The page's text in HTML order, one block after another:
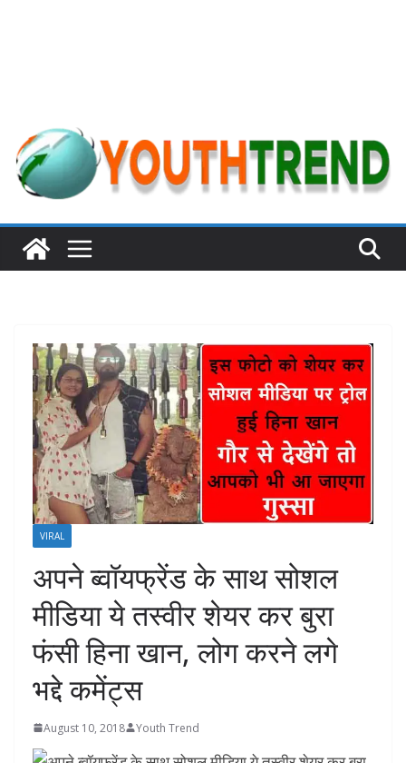
VIRAL
अपने ब्‍वॉयफ्रेंड के साथ सोशल
मीडिया ये तस्‍वीर शेयर कर बुरा
फंसी हिना खान, लोग करने लगे
भद्दे कमेंट्स
August 10, 2018 Youth Trend